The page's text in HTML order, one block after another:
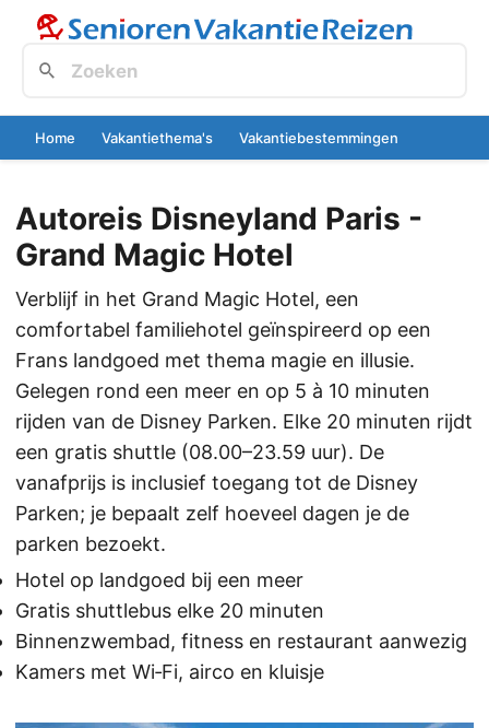
Home Vakantiethema's Vakantiebestemmingen
Autoreis Disneyland Paris -
Grand Magic Hotel
Verblijf in het Grand Magic Hotel, een
comfortabel familiehotel geïnspireerd op een
Frans landgoed met thema magie en illusie.
Gelegen rond een meer en op 5 à 10 minuten
rijden van de Disney Parken. Elke 20 minuten rijdt
een gratis shuttle (08.00–23.59 uur). De
vanafprijs is inclusief toegang tot de Disney
Parken; je bepaalt zelf hoeveel dagen je de
parken bezoekt.
Hotel op landgoed bij een meer
Gratis shuttlebus elke 20 minuten
Binnenzwembad, fitness en restaurant aanwezig
Kamers met Wi‑Fi, airco en kluisje